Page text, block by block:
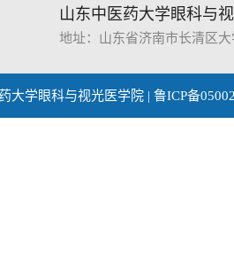
山东中医药大学眼科与
地址：山东省济南市长清区
大学眼科与视光医学院 | 鲁ICP备